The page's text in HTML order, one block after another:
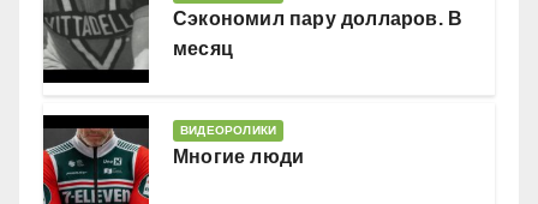
Сэкономил пару долларов. В
месяц
ВИДЕОРОЛИКИ
Многие люди